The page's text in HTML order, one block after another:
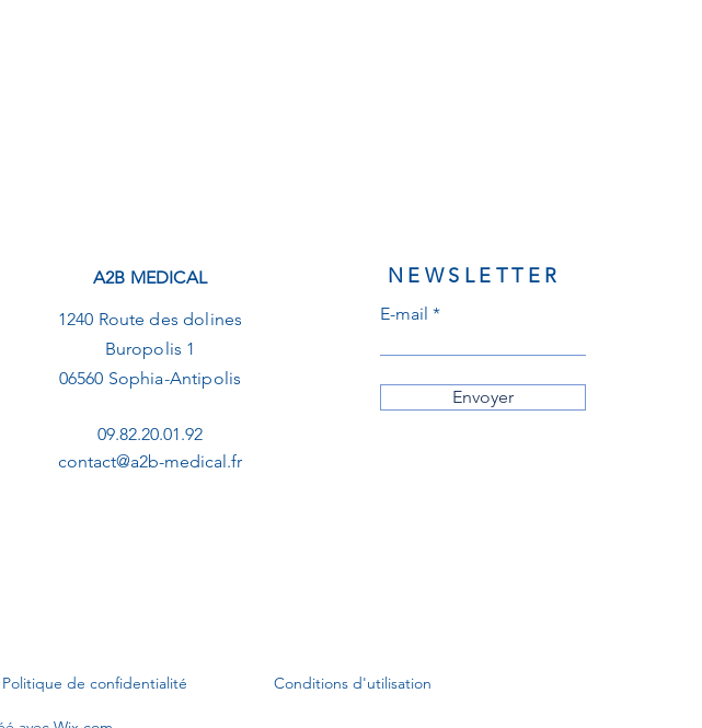
A2B MEDICAL
1240 Route des dolines
Buropolis 1
06560 Sophia-Antipolis
09.82.20.01.92
contact@a2b-medical.fr
NEWSLETTER
E-mail
Envoyer
Politique de confidentialité Conditions d'utilisation